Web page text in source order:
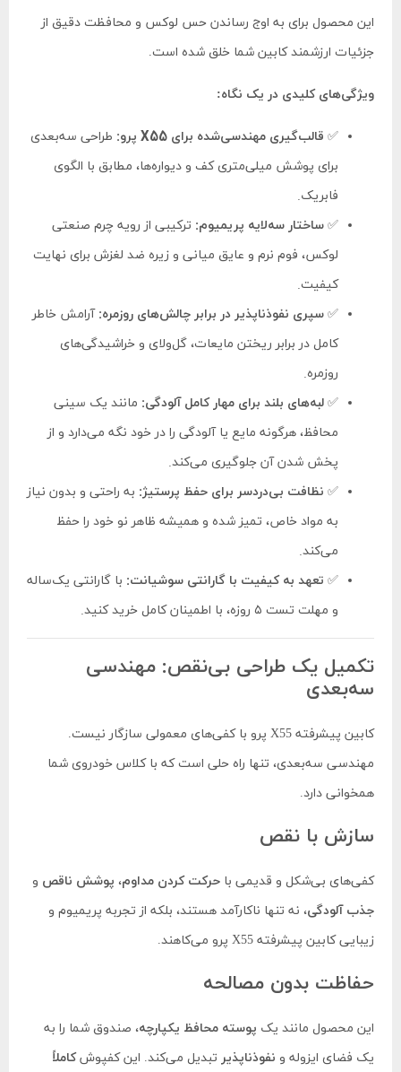
این محصول برای به اوج رساندن حس لوکس و محافظت دقیق از
جزئیات ارزشمند کابین شما خلق شده است.
ویژگی‌های کلیدی در یک نگاه:
✅ قالب‌گیری مهندسی‌شده برای X55 پرو:
طراحی سه‌بعدی
برای پوشش میلی‌متری کف و دیواره‌ها، مطابق با الگوی
فابریک.
✅ ساختار سه‌لایه پریمیوم: ترکیبی از رویه چرم صنعتی
لوکس، فوم نرم و عایق میانی و زیره ضد لغزش برای نهایت
کیفیت.
✅ سپری نفوذناپذیر در برابر چالش‌های روزمره: آرامش خاطر
کامل در برابر ریختن مایعات، گل‌ولای و خراشیدگی‌های
روزمره.
✅ لبه‌های بلند برای مهار کامل آلودگی: مانند یک سینی
محافظ، هرگونه مایع یا آلودگی را در خود نگه می‌دارد و از
پخش شدن آن جلوگیری می‌کند.
✅ نظافت بی‌دردسر برای حفظ پرستیژ: به راحتی و بدون نیاز
به مواد خاص، تمیز شده و همیشه ظاهر نو خود را حفظ
می‌کند.
✅ تعهد به کیفیت با گارانتی سوشیانت: با گارانتی یک‌ساله
و مهلت تست ۵ روزه، با اطمینان کامل خرید کنید.
تکمیل یک طراحی بی‌نقص: مهندسی
سه‌بعدی
کابین پیشرفته X55 پرو با کفی‌های معمولی سازگار نیست.
مهندسی سه‌بعدی، تنها راه حلی است که با کلاس خودروی شما
همخوانی دارد.
سازش با نقص
کفی‌های بی‌شکل و قدیمی با حرکت کردن مداوم، پوشش ناقص و
جذب آلودگی، نه تنها ناکارآمد هستند، بلکه از تجربه پریمیوم و
زیبایی کابین پیشرفته X55 پرو می‌کاهند.
حفاظت بدون مصالحه
این محصول مانند یک پوسته محافظ یکپارچه، صندوق شما را به
یک فضای ایزوله و نفوذناپذیر تبدیل می‌کند. این کفپوشکاملاً